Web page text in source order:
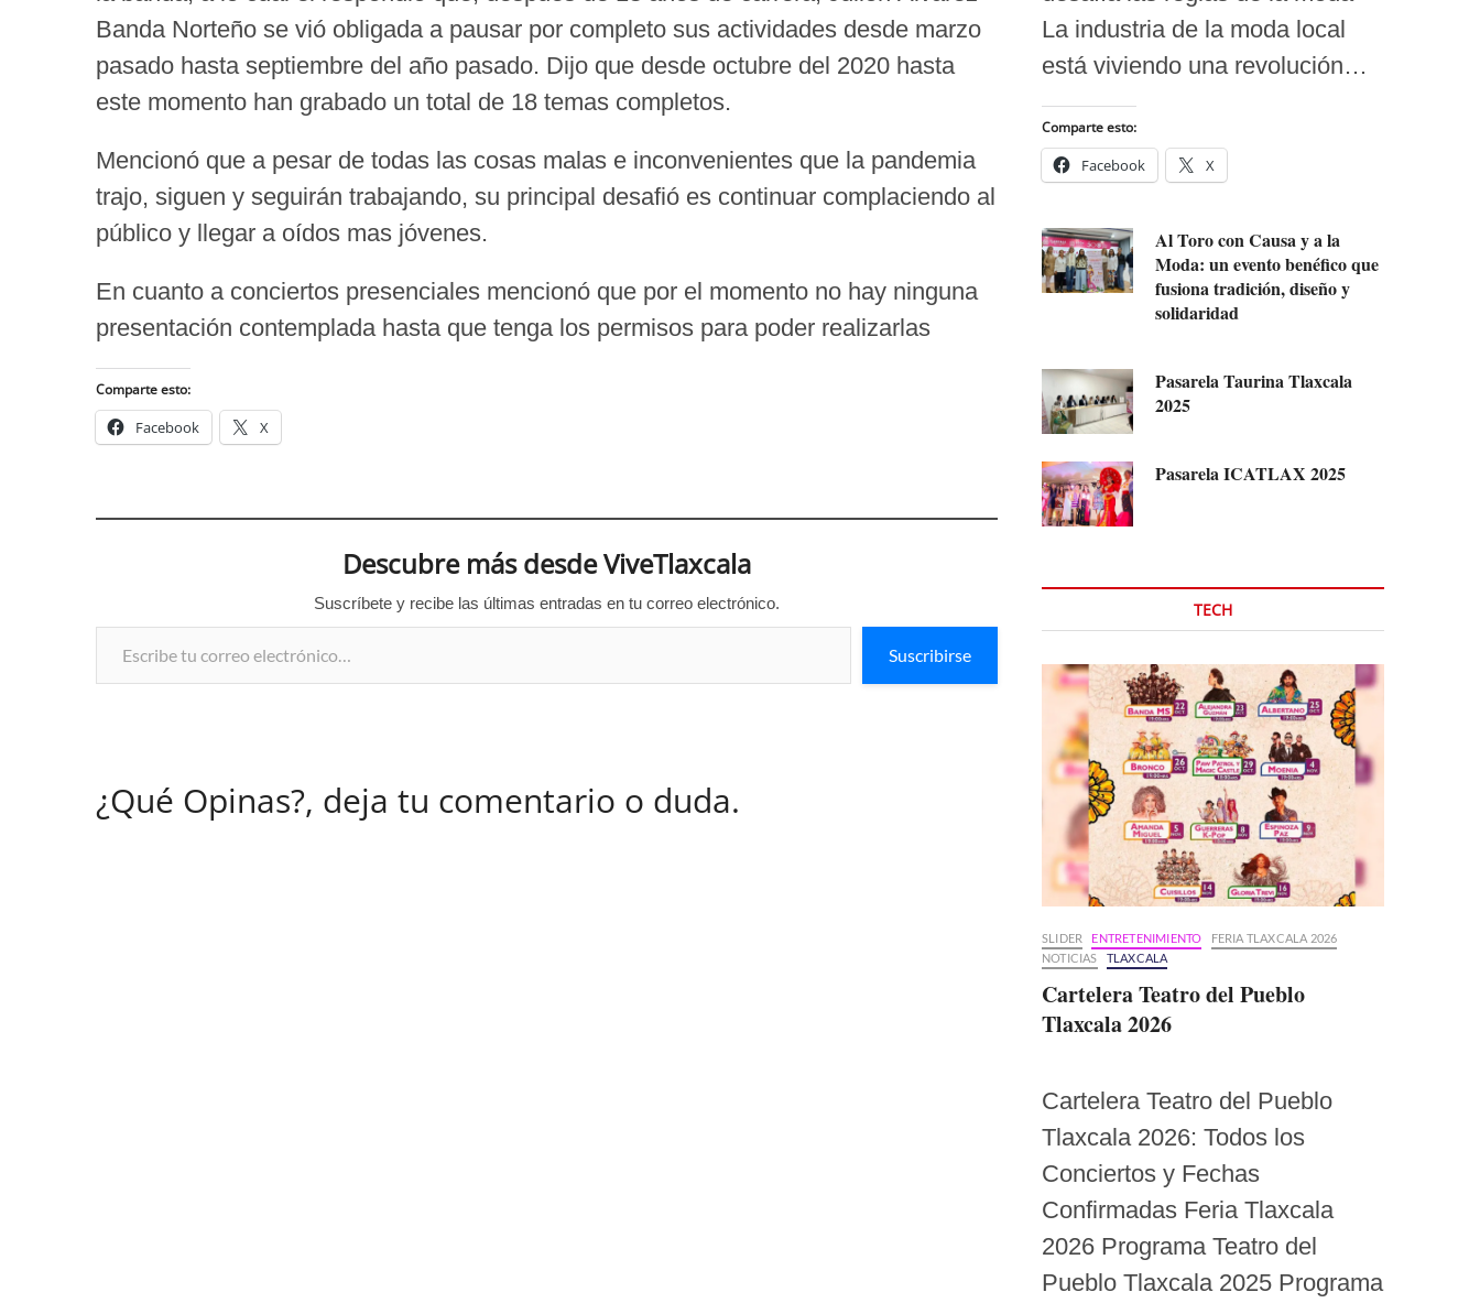
Banda Norteño se vió obligada a pausar por completo sus actividades desde marzo
pasado hasta septiembre del año pasado. Dijo que desde octubre del 2020 hasta
este momento han grabado un total de 18 temas completos.
Mencionó que a pesar de todas las cosas malas e inconvenientes que la pandemia
trajo, siguen y seguirán trabajando, su principal desafió es continuar complaciendo al
público y llegar a oídos mas jóvenes.
En cuanto a conciertos presenciales mencionó que por el momento no hay ninguna
presentación contemplada hasta que tenga los permisos para poder realizarlas
Comparte esto:
Facebook X
Descubre más desde ViveTlaxcala
Suscríbete y recibe las últimas entradas en tu correo electrónico.
Escribe tu correo electrónico…
Suscribirse
¿Qué Opinas?, deja tu comentario o duda.
La industria de la moda local
está viviendo una revolución…
Comparte esto:
Facebook X
Al Toro con Causa y a la
Moda: un evento benéfico que
fusiona tradición, diseño y
solidaridad
Pasarela Taurina Tlaxcala
2025
Pasarela ICATLAX 2025
TECH
SLIDER ENTRETENIMIENTO
FERIA TLAXCALA 2026
NOTICIAS
TLAXCALA
Cartelera Teatro del Pueblo
Tlaxcala 2026
Cartelera Teatro del Pueblo
Tlaxcala 2026: Todos los
Conciertos y Fechas
Confirmadas Feria Tlaxcala
2026 Programa Teatro del
Pueblo Tlaxcala 2025 Programa